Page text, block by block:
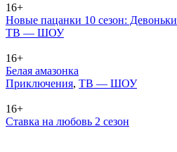
16+
Новые пацанки 10 сезон: Девоньки
ТВ — ШОУ
16+
Белая амазонка
При­клю­че­ния, ТВ — ШОУ
16+
Ставка на любовь 2 сезон